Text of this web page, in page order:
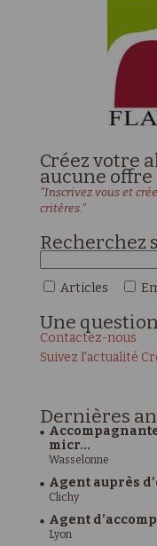
Créez votre
aucune offre
"Inscrivez vous et
critères."
Recherchez
Articles
Une
Contactez-nous
Suivez l'actualité
Dernières
micr...
Wasselonne
Agent auprès
Clichy
Agent
Lyon